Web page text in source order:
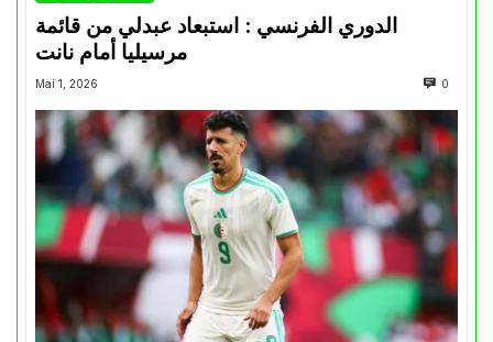
الدوري الفرنسي : استبعاد عبدلي من قائمة
مرسيليا أمام نانت
Mai 1, 2026 0